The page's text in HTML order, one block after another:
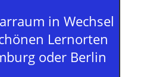
in Wechsel
Lernorten
oder Berlin